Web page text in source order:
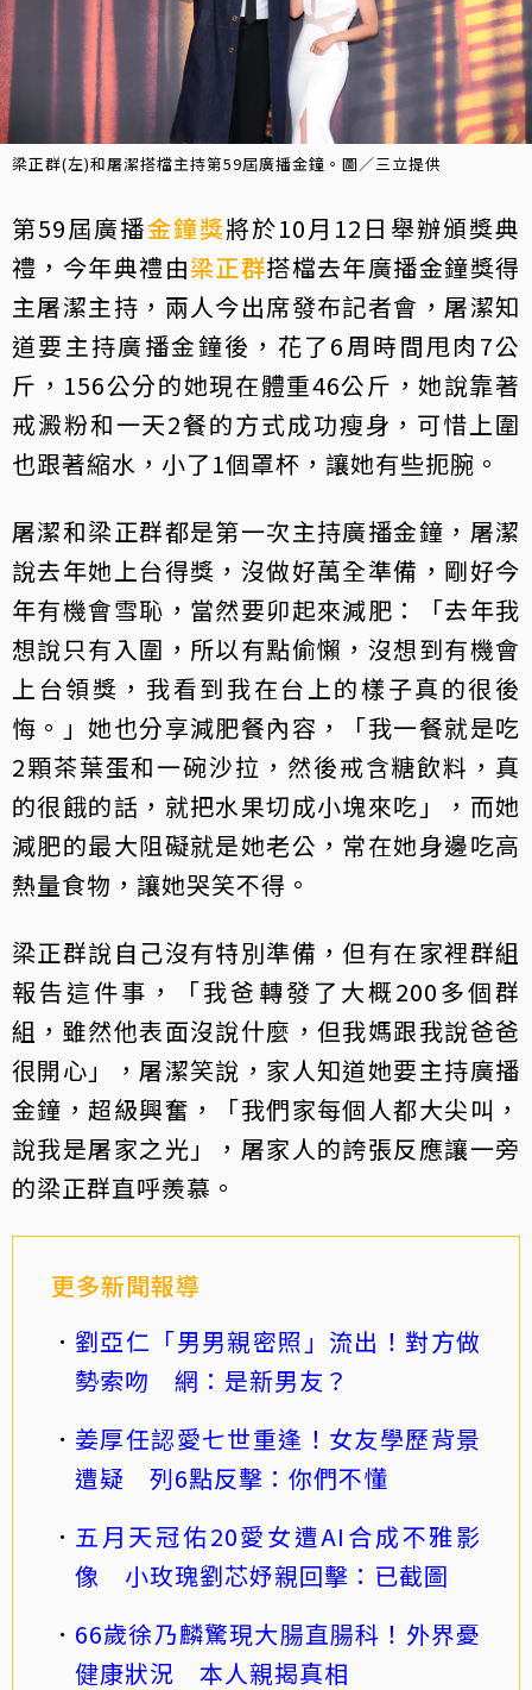
梁正群(左)和屠潔搭檔主持第59屆廣播金鐘。圖／三立提供
第59屆廣播金鐘獎將於10月12日舉辦頒獎典
禮，今年典禮由梁正群搭檔去年廣播金鐘獎得
主屠潔主持，兩人今出席發布記者會，屠潔知
道要主持廣播金鐘後，花了6周時間甩肉7公
斤，156公分的她現在體重46公斤，她說靠著
戒澱粉和一天2餐的方式成功瘦身，可惜上圍
也跟著縮水，小了1個罩杯，讓她有些扼腕。
屠潔和梁正群都是第一次主持廣播金鐘，屠潔
說去年她上台得獎，沒做好萬全準備，剛好今
年有機會雪恥，當然要卯起來減肥：「去年我
想說只有入圍，所以有點偷懶，沒想到有機會
上台領獎，我看到我在台上的樣子真的很後
悔。」她也分享減肥餐內容，「我一餐就是吃
2顆茶葉蛋和一碗沙拉，然後戒含糖飲料，真
的很餓的話，就把水果切成小塊來吃」，而她
減肥的最大阻礙就是她老公，常在她身邊吃高
熱量食物，讓她哭笑不得。
梁正群說自己沒有特別準備，但有在家裡群組
報告這件事，「我爸轉發了大概200多個群
組，雖然他表面沒說什麼，但我媽跟我說爸爸
很開心」，屠潔笑說，家人知道她要主持廣播
金鐘，超級興奮，「我們家每個人都大尖叫，
說我是屠家之光」，屠家人的誇張反應讓一旁
的梁正群直呼羨慕。
更多新聞報導
劉亞仁「男男親密照」流出！對方做
勢索吻 網：是新男友？
姜厚任認愛七世重逢！女友學歷背景
遭疑 列6點反擊：你們不懂
五月天冠佑20愛女遭AI合成不雅影
像 小玫瑰劉芯妤親回擊：已截圖
66歲徐乃麟驚現大腸直腸科！外界憂
健康狀況 本人親揭真相